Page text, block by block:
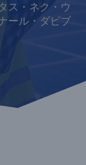
ス・ネク・ウ
ール・ダピブ